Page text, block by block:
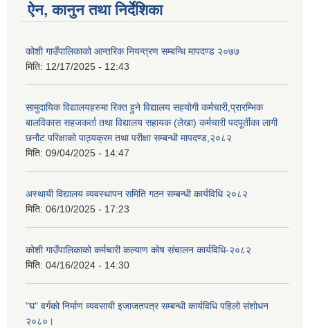
ऐन, कानुन तथा निर्देशिका
कोशी गाउँपालिकाको आन्तरिक नियन्त्रण सम्बन्धि मापदण्ड २०७७
मिति: 12/17/2025 - 12:43
सामुदायिक विद्यालयहरुमा रिक्त हुने विद्यालय सहयोगी कर्मचारी,प्रारम्भिक
बालविकास सहजकर्ता तथा विद्यालय सहायक (लेखा) कर्मचारी पदपूर्तीका लागी
छनौट परिक्षाको पाठ्यक्रम तथा परीक्षा सम्बन्धी मापदण्ड,२०८२
मिति: 09/04/2025 - 14:47
अस्थायी विद्यालय व्यवस्थापन समिति गठन सम्बन्धी कार्यविधि २०८२
मिति: 06/10/2025 - 17:23
कोशी गाउँपालिकाको कर्मचारी कल्याण कोष संचालन कार्यविधि-२०८२
मिति: 04/16/2024 - 14:30
"घ" वर्गको निर्माण व्यवसायी इजाजतपत्र सम्बन्धी कार्यविधि पहिलो संशोधन
२०८०।